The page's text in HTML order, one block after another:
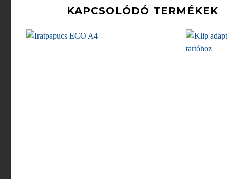
KAPCSOLÓDÓ TERMÉKEK